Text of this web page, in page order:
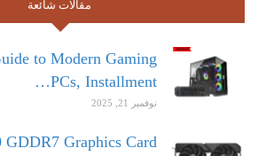
مقالات شائعة
to Modern Gaming
PCs, Installment…
نوفمبر 21, 2025
GDDR7 Graphics Card